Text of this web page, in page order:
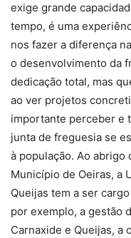
exige grande
tempo, é uma
nos fazer a diferença
o desenvolvimento da
dedicação total, mas
ao ver projetos
importante perceber e
junta de freguesia se
à população. Ao abrigo
Município de Oeiras, a
Queijas tem a ser
por exemplo, a gestão
Carnaxide e Queijas, a